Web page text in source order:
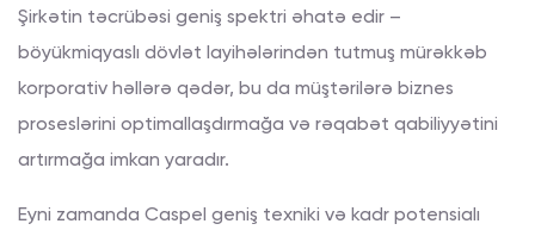
Şirkətin təcrübəsi geniş spektri əhatə edir –
böyükmiqyaslı dövlət layihələrindən tutmuş mürəkkəb
korporativ həllərə qədər, bu da müştərilərə biznes
proseslərini optimallaşdırmağa və rəqabət qabiliyyətini
artırmağa imkan yaradır.
Eyni zamanda Caspel geniş texniki və kadr potensialı